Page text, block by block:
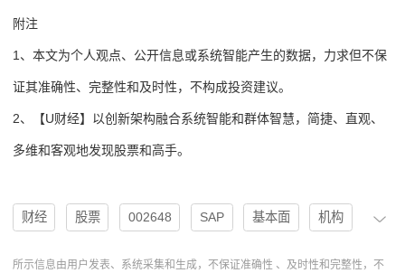
附注
1、本文为个人观点、公开信息或系统智能产生的数据，力求但不保
证其准确性、完整性和及时性，不构成投资建议。
2、【U财经】以创新架构融合系统智能和群体智慧，简捷、直观、
多维和客观地发现股票和高手。
财经 股票 002648 SAP 基本面 机构
估值 一体化 评级 分析 趋势 研报
所示信息由用户发表、系统采集和生成，不保证准确性 、及时性和完整性，不